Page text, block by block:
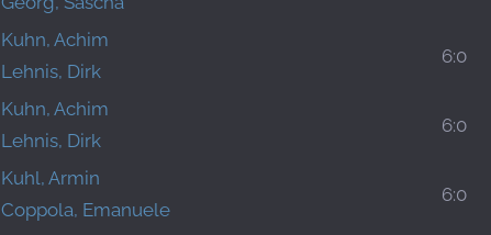
Kuhn, Achim
Lehnis, Dirk
6:0
Kuhn, Achim
Lehnis, Dirk
6:0
Kuhl, Armin
Coppola, Emanuele
6:0